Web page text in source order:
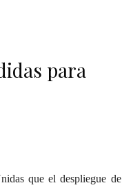
para
que el despliegue de